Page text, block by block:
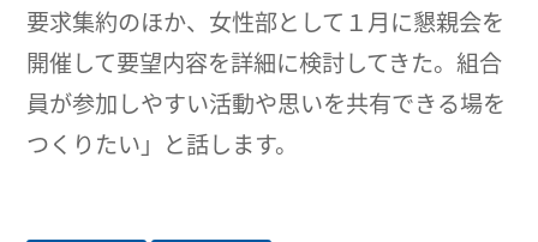
要求集約のほか、女性部として１月に懇親会を
開催して要望内容を詳細に検討してきた。組合
員が参加しやすい活動や思いを共有できる場を
つくりたい」と話します。